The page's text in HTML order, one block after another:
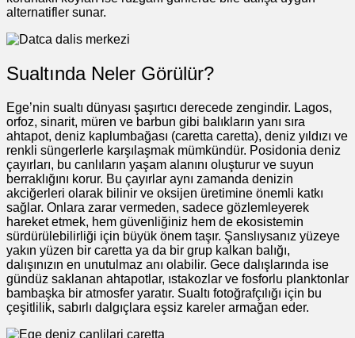
alternatifler sunar.
Sualtında Neler Görülür?
Ege’nin sualtı dünyası şaşırtıcı derecede zengindir. Lagos,
orfoz, sinarit, müren ve barbun gibi balıkların yanı sıra
ahtapot, deniz kaplumbağası (caretta caretta), deniz yıldızı ve
renkli süngerlerle karşılaşmak mümkündür. Posidonia deniz
çayırları, bu canlıların yaşam alanını oluşturur ve suyun
berraklığını korur. Bu çayırlar aynı zamanda denizin
akciğerleri olarak bilinir ve oksijen üretimine önemli katkı
sağlar. Onlara zarar vermeden, sadece gözlemleyerek
hareket etmek, hem güvenliğiniz hem de ekosistemin
sürdürülebilirliği için büyük önem taşır. Şanslıysanız yüzeye
yakın yüzen bir caretta ya da bir grup kalkan balığı,
dalışınızın en unutulmaz anı olabilir. Gece dalışlarında ise
gündüz saklanan ahtapotlar, ıstakozlar ve fosforlu planktonlar
bambaşka bir atmosfer yaratır. Sualtı fotoğrafçılığı için bu
çeşitlilik, sabırlı dalgıçlara eşsiz kareler armağan eder.